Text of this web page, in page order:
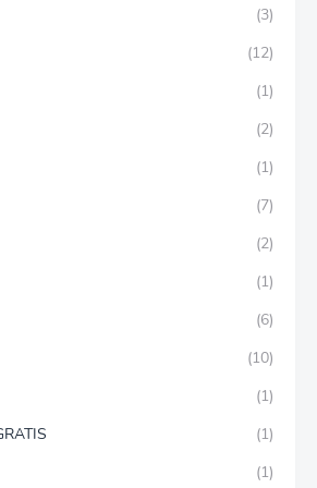
(3)
(12)
(1)
(2)
(1)
(7)
(2)
(1)
(6)
(10)
(1)
(1)
(1)